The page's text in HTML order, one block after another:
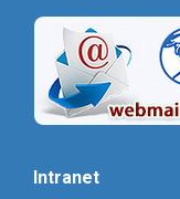
Intranet